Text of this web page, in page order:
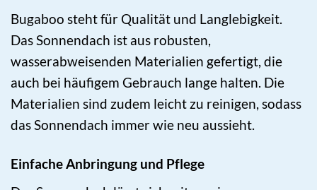
Bugaboo steht für Qualität und Langlebigkeit.
Das Sonnendach ist aus robusten,
wasserabweisenden Materialien gefertigt, die
auch bei häufigem Gebrauch lange halten. Die
Materialien sind zudem leicht zu reinigen, sodass
das Sonnendach immer wie neu aussieht.
Einfache Anbringung und Pflege